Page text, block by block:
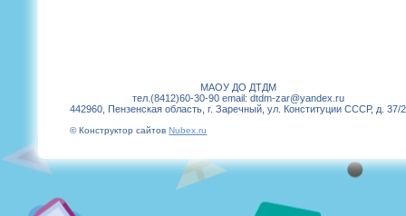
МАОУ ДО ДТДМ
тел.(8412)60-30-90 email: dtdm-zar@yandex.ru
442960, Пензенская область, г. Заречный, ул. Конституции СССР, д. 37/2
© Конструктор сайтовNubex.ru